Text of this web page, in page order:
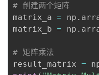
# 创建两个矩阵
matrix_a = np .
matrix_b = np .
# 矩阵乘法
result_matrix =